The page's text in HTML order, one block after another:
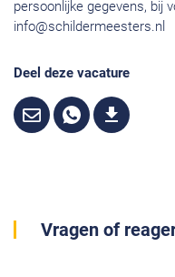
persoonlijke gegevens, bij
info@schildermeesters.nl
Deel deze vacature
Vragen of